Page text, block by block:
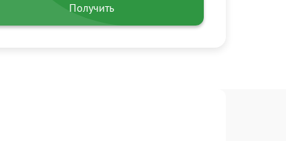
Получить